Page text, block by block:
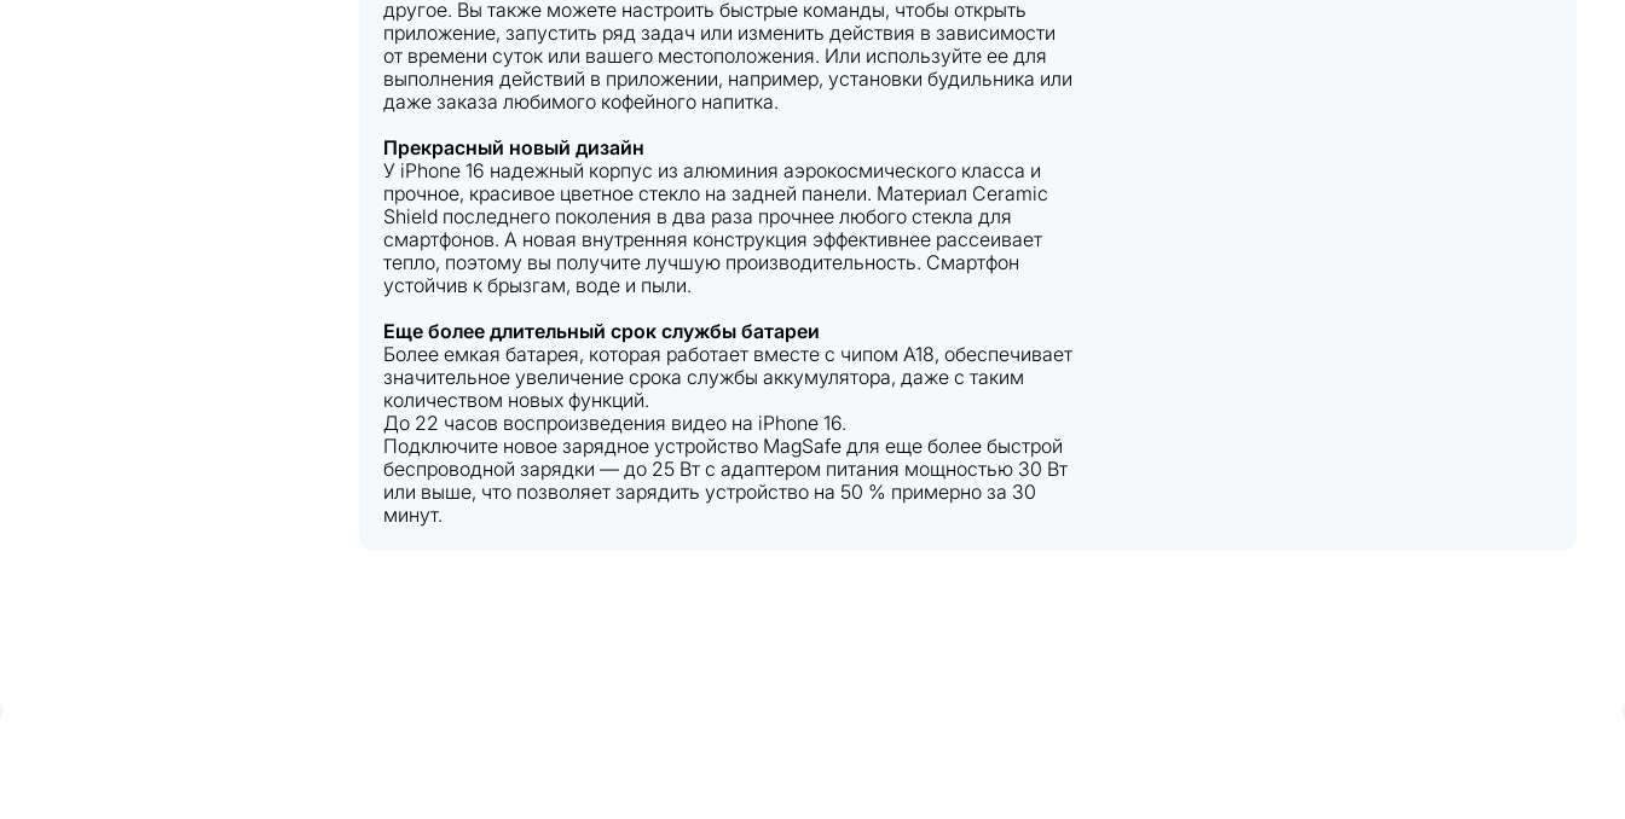
другое. Вы также можете настроить быстрые команды, чтобы открыть
приложение, запустить ряд задач или изменить действия в зависимости
от времени суток или вашего местоположения. Или используйте ее для
выполнения действий в приложении, например, установки будильника или
даже заказа любимого кофейного напитка.
Прекрасный новый дизайн
У iPhone 16 надежный корпус из алюминия аэрокосмического класса и
прочное, красивое цветное стекло на задней панели. Материал Ceramic
Shield последнего поколения в два раза прочнее любого стекла для
смартфонов. А новая внутренняя конструкция эффективнее рассеивает
тепло, поэтому вы получите лучшую производительность. Смартфон
устойчив к брызгам, воде и пыли.
Еще более длительный срок службы батареи
Более емкая батарея, которая работает вместе с чипом A18, обеспечивает
значительное увеличение срока службы аккумулятора, даже с таким
количеством новых функций.
До 22 часов воспроизведения видео на iPhone 16.
Подключите новое зарядное устройство MagSafe для еще более быстрой
беспроводной зарядки — до 25 Вт с адаптером питания мощностью 30 Вт
или выше, что позволяет зарядить устройство на 50 % примерно за 30
минут.